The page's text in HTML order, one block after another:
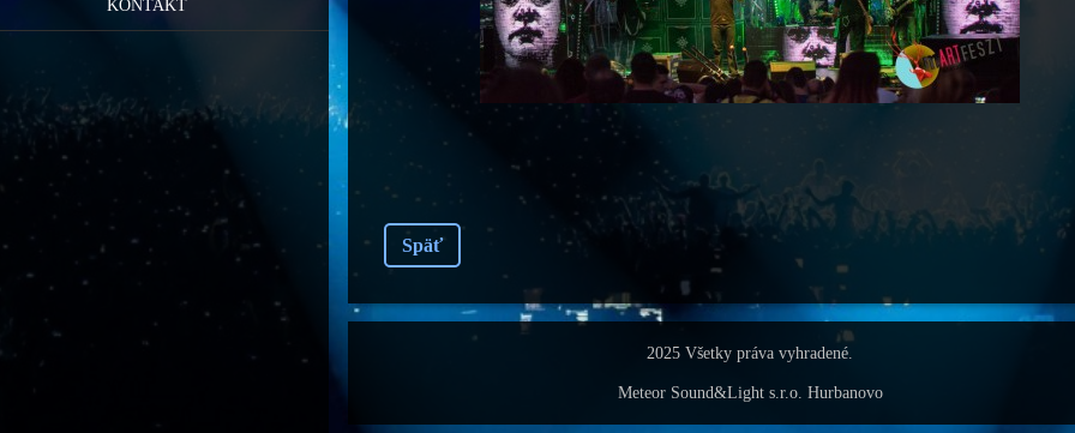
KONTAKT
Späť
2025 Všetky práva vyhradené.
Meteor Sound&Light s.r.o. Hurbanovo